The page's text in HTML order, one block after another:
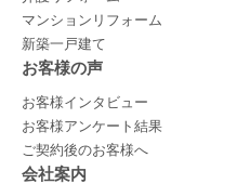
マンションリフォーム
新築一戸建て
お客様の声
お客様インタビュー
お客様アンケート結果
ご契約後のお客様へ
会社案内